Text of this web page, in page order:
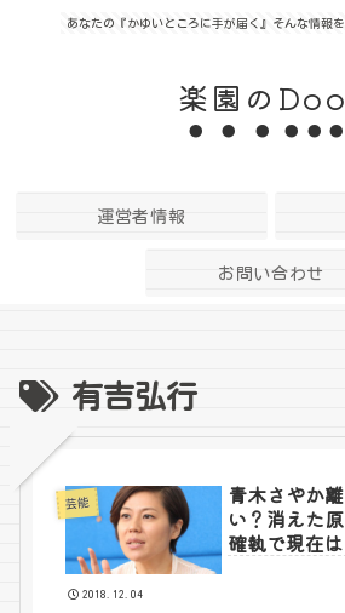
あなたの『かゆいところに手が届く』そんな情報
楽園の
運営者情報
お問い合わせ
有吉弘行
芸能
青木さやか
い？消えた
確執で現在は
2018.12.04